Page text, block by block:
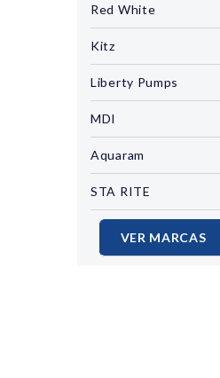
Red White
Kitz
Liberty Pumps
MDI
Aquaram
STA RITE
VER MARCAS